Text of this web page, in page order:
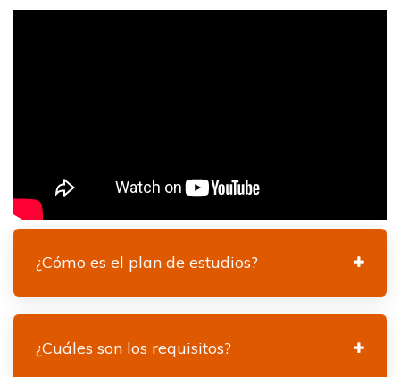
¿Cómo es el plan de estudios?
¿Cuáles son los requisitos?